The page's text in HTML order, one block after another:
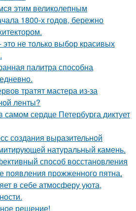
этим великолепным
1800-х годов, бережно
не только выбор красивых
палитра способна
тратят мастера из-за
ленты?
сердце Петербурга диктует
создания выразительной
натуральный камень.
способ восстановления
появления прожженного пятна.
в себе атмосферу уюта,
решение!